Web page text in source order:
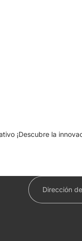
¡Descubre la